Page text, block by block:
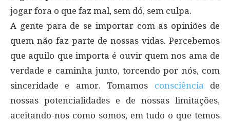
jogar fora o que faz mal, sem dó, sem culpa.
A gente para de se importar com as opiniões de
quem não faz parte de nossas vidas. Percebemos
que aquilo que importa é ouvir quem nos ama de
verdade e caminha junto, torcendo por nós, com
sinceridade e amor. Tomamos consciência de
nossas potencialidades e de nossas limitações,
aceitando-nos como somos, em tudo o que temos